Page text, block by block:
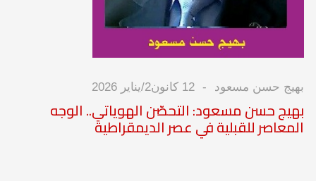
بهيج حسن مسعود 12 كانون2/يناير 2026
بهيج حسن مسعود: التحصّن الهوياتي.. الوجه
المعاصر للقبلية في عصر الديمقراطية